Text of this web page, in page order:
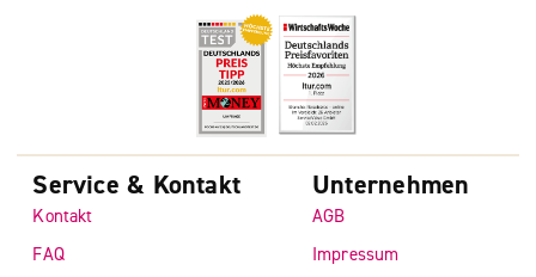
Service & Kontakt
Kontakt
FAQ
Unternehmen
AGB
Impressum